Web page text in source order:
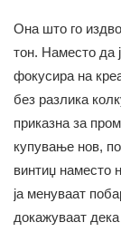
Она што го
тон. Наместо да
фокусира на
без разлика
приказна за
купување нов,
винтиџ наместо
ја менуваат
докажуваат